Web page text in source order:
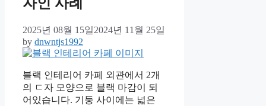
2025년 08월 15일2024년 11월 25일
by dnwntjs1992
블랙 인테리어 카페 외관에서 2개
의 ㄷ자 모양으로 블랙 마감이 되
어있습니다. 기둥 사이에는 넓은